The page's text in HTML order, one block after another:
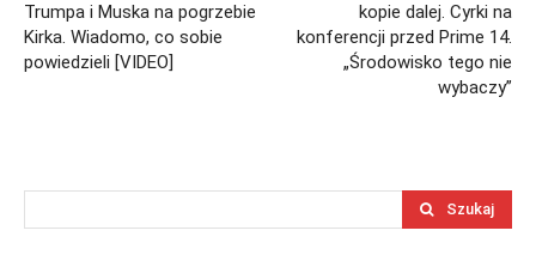
Trumpa i Muska na pogrzebie
Kirka. Wiadomo, co sobie
powiedzieli [VIDEO]
kopie dalej. Cyrki na
konferencji przed Prime 14.
„Środowisko tego nie
wybaczy”
Szukaj